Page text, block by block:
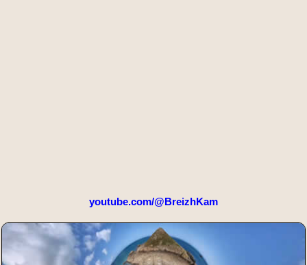
youtube.com/@BreizhKam